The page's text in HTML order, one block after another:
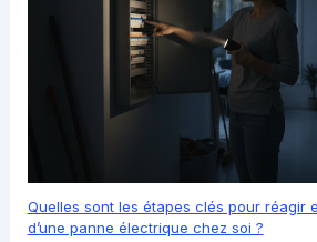
Quelles sont les étapes clés pour réagir
d’une panne électrique chez soi ?